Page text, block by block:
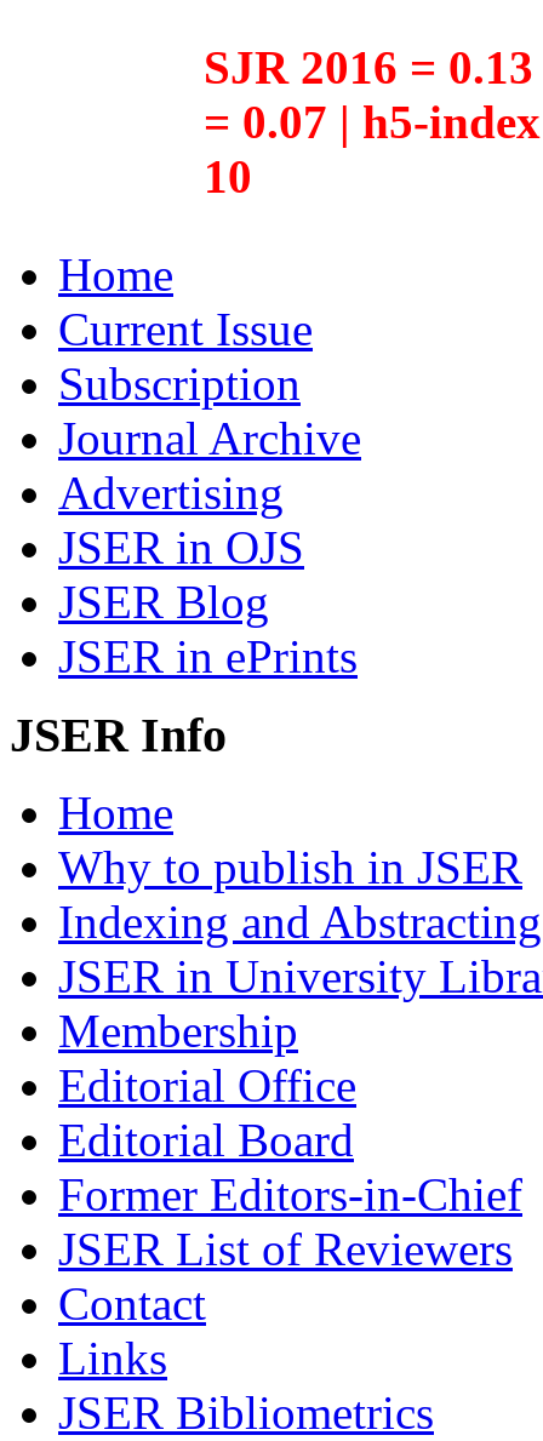
SJR 2016 =
= 0.07 | h5-
10
Home
Current Issue
Subscription
Journal Archive
Advertising
JSER in OJS
JSER Blog
JSER in ePrints
JSER Info
Home
Why to publish in JSER
Indexing and Abstracting
JSER in University
Membership
Editorial Office
Editorial Board
Former Editors-in-Chief
JSER List of Reviewers
Contact
Links
JSER Bibliometrics